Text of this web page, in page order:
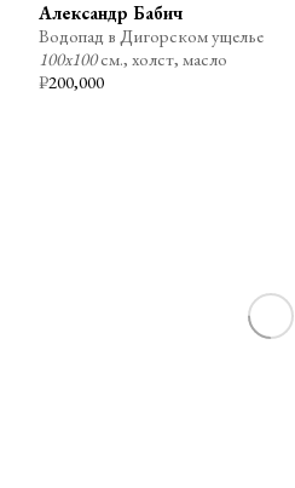
₽200,000
Александр Бабич
Водопад в Дигорском ущелье
100х100см., холст, масло